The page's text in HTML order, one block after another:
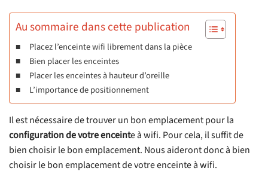
Au sommaire dans cette publication
Placez l’enceinte wifi librement dans la pièce
Bien placer les enceintes
Placer les enceintes à hauteur d’oreille
L’importance de positionnement
Il est nécessaire de trouver un bon emplacement pour la
configuration de votre enceinte à wifi. Pour cela, il suffit de
bien choisir le bon emplacement. Nous aideront donc à bien
choisir le bon emplacement de votre enceinte à wifi.